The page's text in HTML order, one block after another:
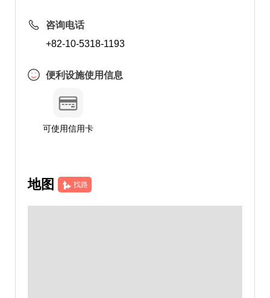
咨询电话
+82-10-5318-1193
便利设施使用信息
可使用信用卡
地图 找路